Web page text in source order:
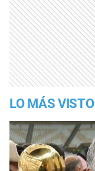
LO MÁS VISTO